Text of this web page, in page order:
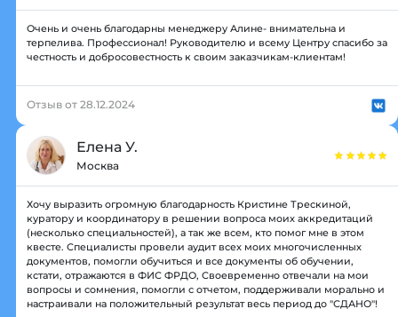
Очень и очень благодарны менеджеру Алине- внимательна и
терпелива. Профессионал! Руководителю и всему Центру спасибо за
честность и добросовестность к своим заказчикам-клиентам!
Отзыв от 28.12.2024
Елена У.
Москва
Хочу выразить огромную благодарность Кристине Трескиной,
куратору и координатору в решении вопроса моих аккредитаций
(несколько специальностей), а так же всем, кто помог мне в этом
квесте. Специалисты провели аудит всех моих многочисленных
документов, помогли обучиться и все документы об обучении,
кстати, отражаются в ФИС ФРДО, Своевременно отвечали на мои
вопросы и сомнения, помогли с отчетом, поддерживали морально и
настраивали на положительный результат весь период до "СДАНО"!